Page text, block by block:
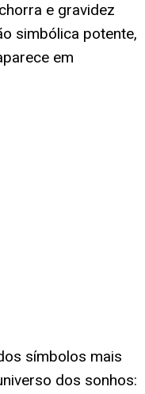
e gravidez
simbólica potente,
em
símbolos mais
dos sonhos: